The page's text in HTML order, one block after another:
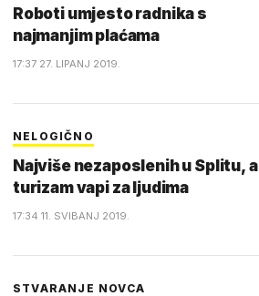
Roboti umjesto radnika s
najmanjim plaćama
17:37 27. LIPANJ 2019.
NELOGIČNO
Najviše nezaposlenih u Splitu, a
turizam vapi za ljudima
17:34 11. SVIBANJ 2019.
STVARANJE NOVCA